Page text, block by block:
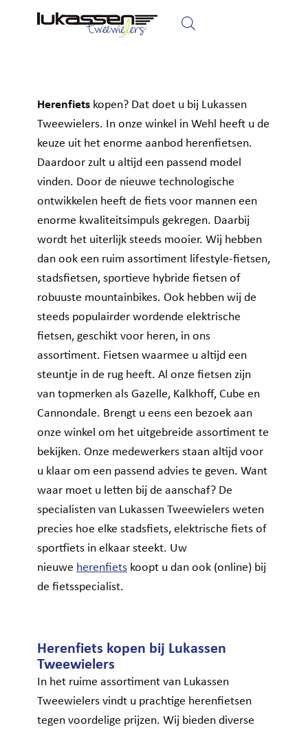
Home Fietsen Elektrische fietsen
Herenfiets kopen? Dat doet u bij Lukassen
Tweewielers. In onze winkel in Wehl heeft u de
keuze uit het enorme aanbod herenfietsen.
Daardoor zult u altijd een passend model
vinden. Door de nieuwe technologische
ontwikkelen heeft de fiets voor mannen een
enorme kwaliteitsimpuls gekregen. Daarbij
wordt het uiterlijk steeds mooier. Wij hebben
dan ook een ruim assortiment lifestyle-fietsen,
stadsfietsen, sportieve hybride fietsen of
robuuste mountainbikes. Ook hebben wij de
steeds populairder wordende elektrische
fietsen, geschikt voor heren, in ons
assortiment. Fietsen waarmee u altijd een
steuntje in de rug heeft. Al onze fietsen zijn
van topmerken als Gazelle, Kalkhoff, Cube en
Cannondale. Brengt u eens een bezoek aan
onze winkel om het uitgebreide assortiment te
bekijken. Onze medewerkers staan altijd voor
u klaar om een passend advies te geven. Want
waar moet u letten bij de aanschaf? De
specialisten van Lukassen Tweewielers weten
precies hoe elke stadsfiets, elektrische fiets of
sportfiets in elkaar steekt. Uw
nieuwe herenfiets koopt u dan ook (online) bij
de fietsspecialist.
Herenfiets kopen bij Lukassen
Tweewielers
In het ruime assortiment van Lukassen
Tweewielers vindt u prachtige herenfietsen
tegen voordelige prijzen. Wij bieden diverse